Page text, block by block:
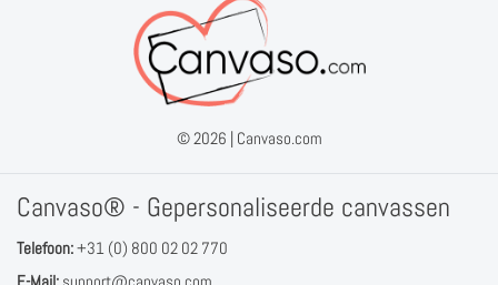
© 2026 | Canvaso.com
Canvaso® - Gepersonaliseerde canvassen
Telefoon:+31 (0) 800 02 02 770